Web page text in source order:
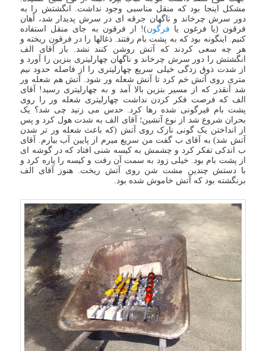
مشکل اینجا بود که منقل مناسبی وجود نداشت. انگشتش را به
دور سرش چرخاند و ناگهان جرقه ای در سرش پدیدار شد، آهان
فرقون (یا فرغون یا فرگون)! از فرقون به جای منقل استفاده
کنیم. اینگونه بود که به پشت بام رفتند. ذغالها را در فرقون ریخته و
هر چه سعی کردند که آتش روشن کنند نشد. باز آقای الف
انگشتش را دور سرش چرخاند و ناگهان چهارلیتری بنزین را آورد و
از شدت ذوق زدگی خیلی سریع چهارلیتری را از فاصله حدود نیم
متری روی آتش خم کرد تا آتش شعله ور شود. آتش هم شعله ور
شد آنقدر که از مسیر بنزین بالا آمد و به چهارلیتری رسید! آقای
الف که فرصت فکر کردن نداشت چهارلیتری شعله ور را روی
پشت بام قیرگونی شده رها کرد. حدس می زنید چی شد؟ یک
بحران شروع شد از نوع آتشین؛ آقای الف به شدت هول کرد و پس
از انداختن یک گونی نازک روی آتش (که باعث شعله ور تر شدن
آتش شد) به آقای ب گفت من سریع میرم از پایین آب بیارم. آقای
ب اندکی تفکر کرد و چشمش به کیسه شنی افتاد که در گوشه ای
از پشت بام بود. خیلی زود به سمت آن رفت و کیسه را پاره کرد و
با دستش چندین مشت شن روی آتش ریخت. هنوز آقای الف
برنگشته بود که آتش خاموش شده بود.